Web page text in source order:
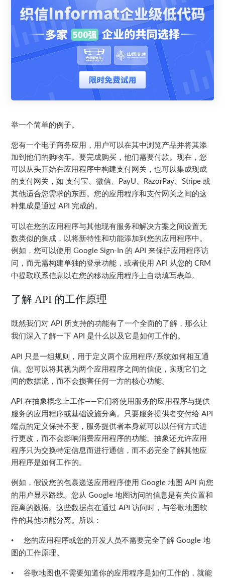
举一个简单的例子。
您有一个电子商务应用，用户可以在其中浏览产品并将其添
加到他们的购物车。要完成购买，他们需要付款。现在，您
可以从头开始在应用程序中构建支付网关，也可以集成现成
的支付网关，如 支付宝、微信、 PayU RazorPay 、Stripe或
其他适合您需求的东西。您的应用程序和支付网关之间的这
种集成是通过 API 完成的。
可以在您的应用程序与其他现有服务和解决方案之间设置无
数类似的集成，以将新特性和功能添加到您的应用程序中。
例如，您可以使用 Google Sign-In 的 API来保护应用程序访
问，而无需构建单独的登录功能，或者使用 API 从您的 CRM
中提取联系信息以在您的移动应用程序上自动填写表单。
了解 API 的工作原理
既然我们对 API
所支持的功能有了一个全面的了解，那么让
我们深入了解一下 API 是什么以及它是如何工作的。
API 只是一组规则，用于定义两个应用程序/系统如何相互通
信。您可以将其视为两个应用程序之间的信使，实现它们之
间的数据流，而不会损害任何一方的核心功能。
API在抽象概念上工作——它们将使用服务的应用程序与提供
服务的应用程序或基础设施分离。只要服务提供者交付给 API
端点的定义保持不变，服务提供者本身就可以以任何方式进
行更改，而不会影响消费应用程序的功能。抽象还允许应用
程序只为交换特定信息而进行通信，而不必完全了解其他应
用程序是如何工作的。
例如，假设您的包裹递送应用程序使用 Google地图 API 向您
的用户显示路线。您从 Google地图访问的信息是有关位置和
距离的数据。这些数据点在通过 API访问时，与谷歌地图软
件的其他功能分离。所以：
• 您的应用程序或您的开发人员不需要完全了解 Google地
图的工作原理。
•
谷歌地图也不需要知道你的应用程序是如何工作的，就能